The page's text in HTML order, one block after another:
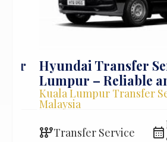
Hyundai Transfer
Lumpur – Reliable and
Kuala Lumpur Transfer
Malaysia
Transfer Service